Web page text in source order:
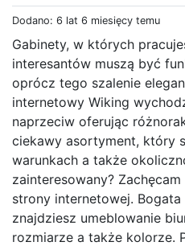
Dodano: 6 lat 6 miesięcy temu
Gabinety, w których
interesantów muszą być
oprócz tego szalenie
internetowy Wiking
naprzeciw oferując
ciekawy asortyment, który
warunkach a także
zainteresowany?
strony internetowej.
znajdziesz umeblowanie
rozmiarze a także kolorze.